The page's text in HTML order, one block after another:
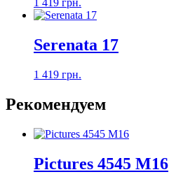
1 419 грн.
Serenata 17
1 419 грн.
Рекомендуем
Pictures 4545 M16